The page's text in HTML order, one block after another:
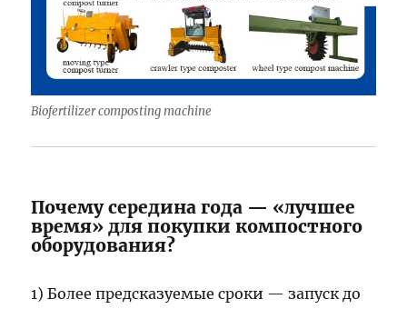
Biofertilizer composting machine
Почему середина года — «лучшее
время» для покупки компостного
оборудования?
1) Более предсказуемые сроки — запуск до